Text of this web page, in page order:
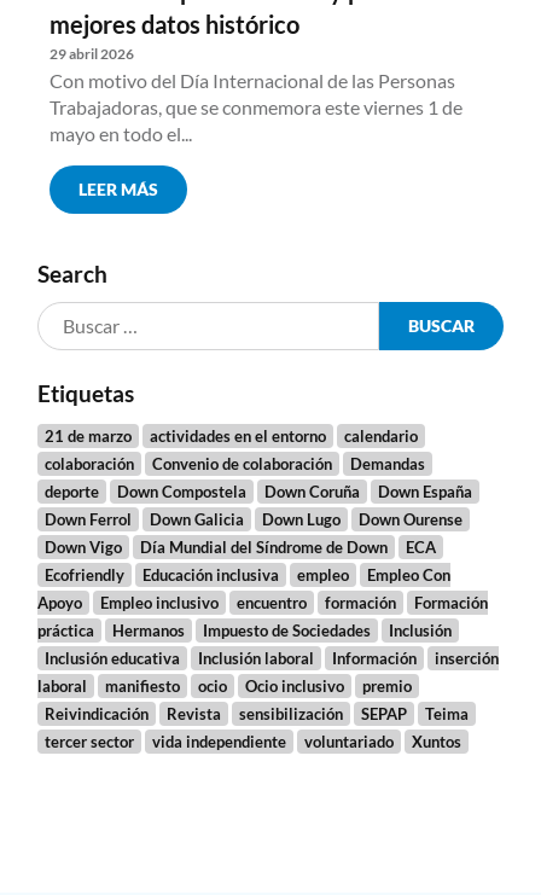
mejores datos histórico
29 abril 2026
Con motivo del Día Internacional de las Personas
Trabajadoras, que se conmemora este viernes 1 de
mayo en todo el...
LEER MÁS
Search
Etiquetas
21 de marzo actividades en el entorno
calendario
colaboración
Convenio de colaboración
Demandas
deporte
Down Compostela Down Coruña
Down España
Down Ferrol
Down Galicia Down Lugo
Down Ourense
Down Vigo
Día Mundial del Síndrome de Down
ECA
Ecofriendly
Educación inclusiva empleo
Empleo Con
Apoyo
Empleo inclusivo encuentro formación
Formación
práctica
Hermanos Impuesto de Sociedades
Inclusión
Inclusión educativa
Inclusión laboral Información
inserción
laboral
manifiesto ocio Ocio inclusivo
premio
Reivindicación
Revista sensibilización SEPAP
Teima
tercer sector
vida independiente voluntariado Xuntos